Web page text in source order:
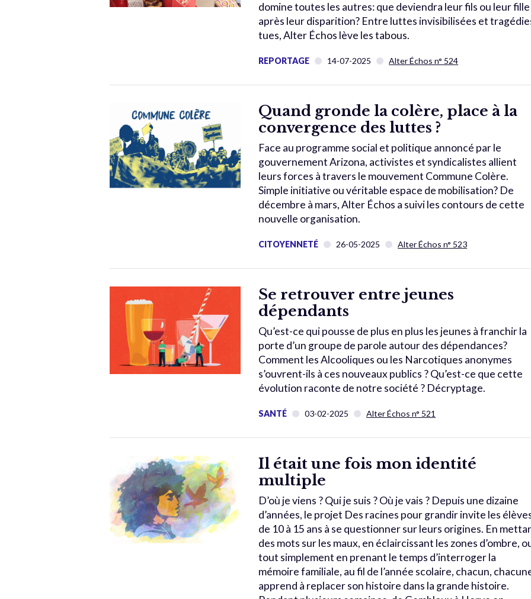
domine toutes les autres: que deviendra leur fils ou leur fille
après leur disparition? Entre luttes invisibilisées et
tues, Alter Échos lève les tabous.
REPORTAGE 14-07-2025 Alter Échos n° 524
Quand gronde la colère, place à la
convergence des luttes ?
Face au programme social et politique annoncé par le
gouvernement Arizona, activistes et syndicalistes allient
leurs forces à travers le mouvement Commune Colère.
Simple initiative ou véritable espace de mobilisation? De
décembre à mars, Alter Échos a suivi les contours de cette
nouvelle organisation.
CITOYENNETÉ 26-05-2025 Alter Échos n° 523
Se retrouver entre jeunes
dépendants
Qu’est-ce qui pousse de plus en plus les jeunes à franchir la
porte d’un groupe de parole autour des dépendances?
Comment les Alcooliques ou les Narcotiques anonymes
s’ouvrent-ils à ces nouveaux publics ? Qu’est-ce que cette
évolution raconte de notre société ? Décryptage.
SANTÉ 03-02-2025 Alter Échos n° 521
Il était une fois mon identité
multiple
D’où je viens ? Qui je suis ? Où je vais ? Depuis une dizaine
d’années, le projet Des racines pour grandir invite les
de 10 à 15 ans à se questionner sur leurs origines. En
des mots sur les maux, en éclaircissant les zones d’ombre,
tout simplement en prenant le temps d’interroger la
mémoire familiale, au fil de l’année scolaire, chacun,
apprend à replacer son histoire dans la grande histoire.